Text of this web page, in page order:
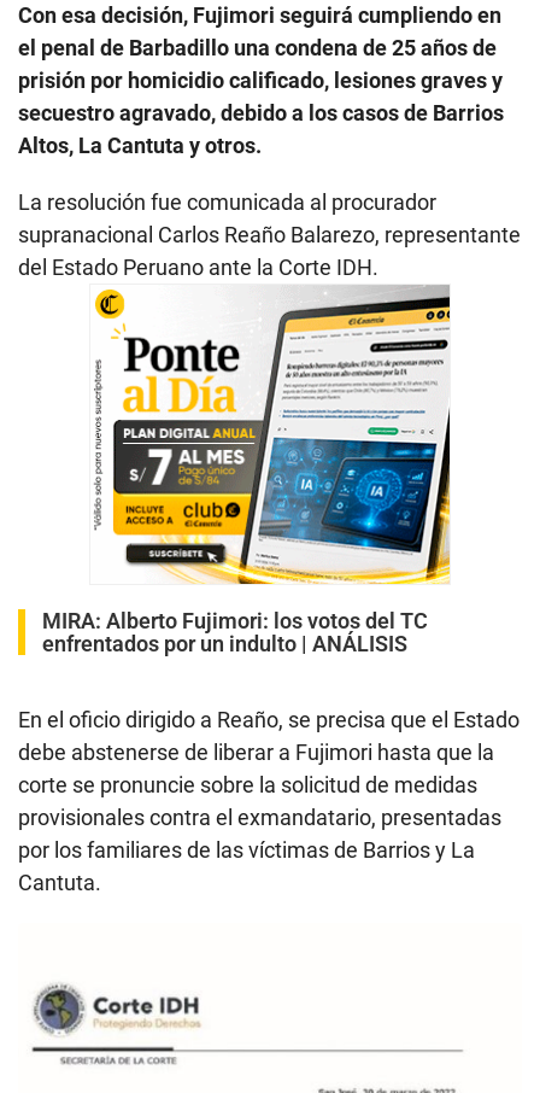
Con esa decisión, Fujimori seguirá cumpliendo en
el penal de Barbadillo una condena de 25 años de
prisión por homicidio calificado, lesiones graves y
secuestro agravado, debido a los casos de Barrios
Altos, La Cantuta y otros.
La resolución fue comunicada al procurador
supranacional Carlos Reaño Balarezo, representante
del Estado Peruano ante la Corte IDH.
MIRA: Alberto Fujimori: los votos del TC
enfrentados por un indulto | ANÁLISIS
En el oficio dirigido a Reaño, se precisa que el Estado
debe abstenerse de liberar a Fujimori hasta que la
corte se pronuncie sobre la solicitud de medidas
provisionales contra el exmandatario, presentadas
por los familiares de las víctimas de Barrios y La
Cantuta.